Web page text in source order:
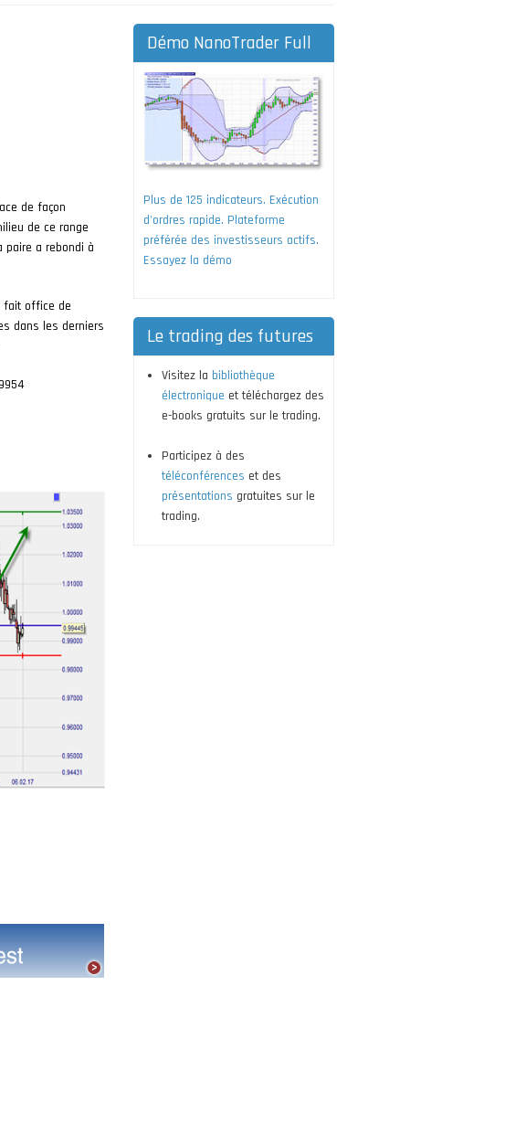
de façon
de ce range
paire a rebondi à
fait office de
dans les derniers
Démo NanoTrader Full
Plus de 125 indicateurs. Exécution
d'ordres rapide. Plateforme
préférée des investisseurs actifs.
Essayez la démo
Le trading des futures
Visitez la bibliothèque
électronique et téléchargez des
e-books gratuits sur le trading.
Participez à des
téléconférences et des
présentations gratuites sur le
trading.